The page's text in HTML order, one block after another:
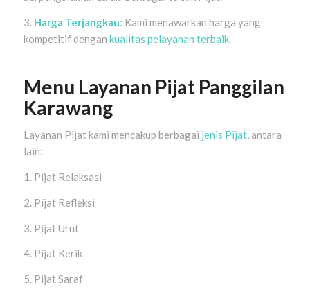
3. Harga Terjangkau: Kami menawarkan harga yang
kompetitif dengan kualitas pelayanan terbaik.
Menu Layanan Pijat Panggilan
Karawang
Layanan Pijat kami mencakup berbagai jenis Pijat, antara
lain:
1. Pijat Relaksasi
2. Pijat Refleksi
3. Pijat Urut
4. Pijat Kerik
5. Pijat Saraf